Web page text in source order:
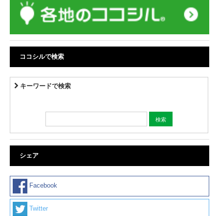
ココシルで検索
キーワードで検索
シェア
Facebook
Twitter